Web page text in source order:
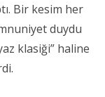
Bir kesim her
duydu
klasiği” haline